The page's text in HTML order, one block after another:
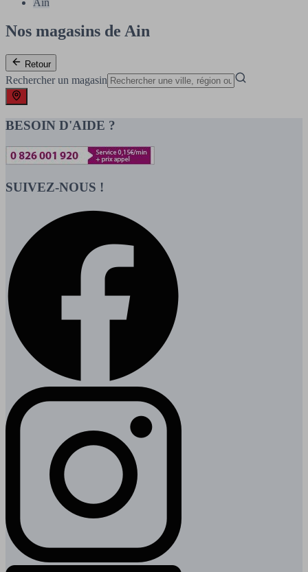
Nos magasins de Ain
Retour
Rechercher un magasin
BESOIN D'AIDE ?
SUIVEZ-NOUS !